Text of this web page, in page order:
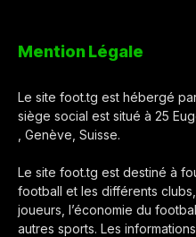
Mention Légale
Le site foot.tg est hébergé
siège social est situé à 25
, Genève, Suisse.
Le site foot.tg est destiné à
football et les différents
joueurs, l’économie du
autres sports. Les